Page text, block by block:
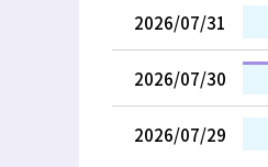
2026/07/31
2026/07/30
2026/07/29